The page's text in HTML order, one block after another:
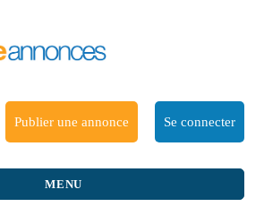
Publier une annonce Se connecter
MENU